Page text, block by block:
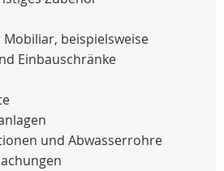
beispielsweise
Einbauschränke
und Abwasserrohre